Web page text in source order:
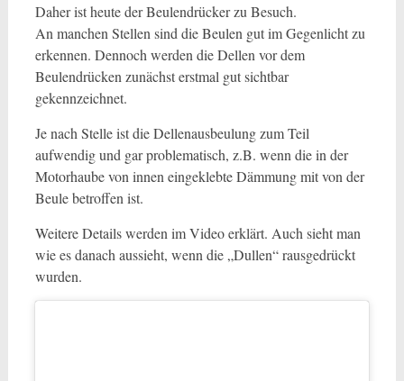
Daher ist heute der Beulendrücker zu Besuch.
An manchen Stellen sind die Beulen gut im Gegenlicht zu
erkennen. Dennoch werden die Dellen vor dem
Beulendrücken zunächst erstmal gut sichtbar
gekennzeichnet.
Je nach Stelle ist die Dellenausbeulung zum Teil
aufwendig und gar problematisch, z.B. wenn die in der
Motorhaube von innen eingeklebte Dämmung mit von der
Beule betroffen ist.
Weitere Details werden im Video erklärt. Auch sieht man
wie es danach aussieht, wenn die „Dullen“ rausgedrückt
wurden.